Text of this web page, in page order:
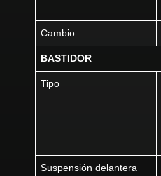
Cambio
BASTIDOR
Tipo
Suspensión delantera